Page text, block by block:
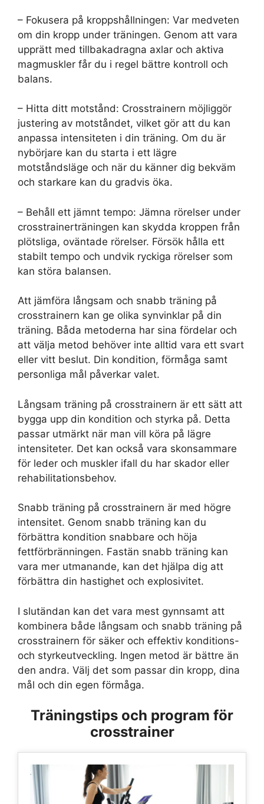
– Fokusera på kroppshållningen: Var medveten
om din kropp under träningen. Genom att vara
upprätt med tillbakadragna axlar och aktiva
magmuskler får du i regel bättre kontroll och
balans.
– Hitta ditt motstånd: Crosstrainern möjliggör
justering av motståndet, vilket gör att du kan
anpassa intensiteten i din träning. Om du är
nybörjare kan du starta i ett lägre
motståndsläge och när du känner dig bekväm
och starkare kan du gradvis öka.
– Behåll ett jämnt tempo: Jämna rörelser under
crosstrainerträningen kan skydda kroppen från
plötsliga, oväntade rörelser. Försök hålla ett
stabilt tempo och undvik ryckiga rörelser som
kan störa balansen.
Att jämföra långsam och snabb träning på
crosstrainern kan ge olika synvinklar på din
träning. Båda metoderna har sina fördelar och
att välja metod behöver inte alltid vara ett svart
eller vitt beslut. Din kondition, förmåga samt
personliga mål påverkar valet.
Långsam träning på crosstrainern är ett sätt att
bygga upp din kondition och styrka på. Detta
passar utmärkt när man vill köra på lägre
intensiteter. Det kan också vara skonsammare
för leder och muskler ifall du har skador eller
rehabilitationsbehov.
Snabb träning på crosstrainern är med högre
intensitet. Genom snabb träning kan du
förbättra kondition snabbare och höja
fettförbränningen. Fastän snabb träning kan
vara mer utmanande, kan det hjälpa dig att
förbättra din hastighet och explosivitet.
I slutändan kan det vara mest gynnsamt att
kombinera både långsam och snabb träning på
crosstrainern för säker och effektiv konditions-
och styrkeutveckling. Ingen metod är bättre än
den andra. Välj det som passar din kropp, dina
mål och din egen förmåga.
Träningstips och program för
crosstrainer